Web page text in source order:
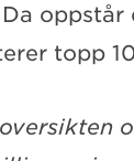
topp